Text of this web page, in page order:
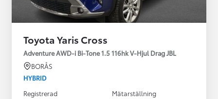
Toyota Yaris Cross
Adventure AWD-i Bi-Tone 1.5 116hk V-Hjul Drag JBL
BORÅS
HYBRID
Registrerad
Mätarställning